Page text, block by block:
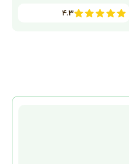
۴.۳